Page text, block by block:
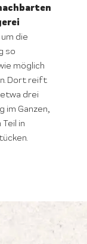
die
so
möglich
Dort reift
drei
im Ganzen,
in